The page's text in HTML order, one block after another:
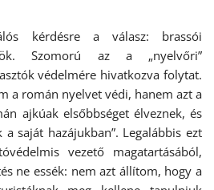
kérdésre a válasz: brassói
Szomorú az a „nyelvőri”
védelmére hivatkozva folytat.
a román nyelvet védi, hanem azt a
ajkúak elsőbbséget élveznek, és
saját hazájukban”. Legalábbis ezt
vezető magatartásából,
ne essék: nem azt állítom, hogy a